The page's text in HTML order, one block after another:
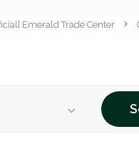
Emerald Trade Center